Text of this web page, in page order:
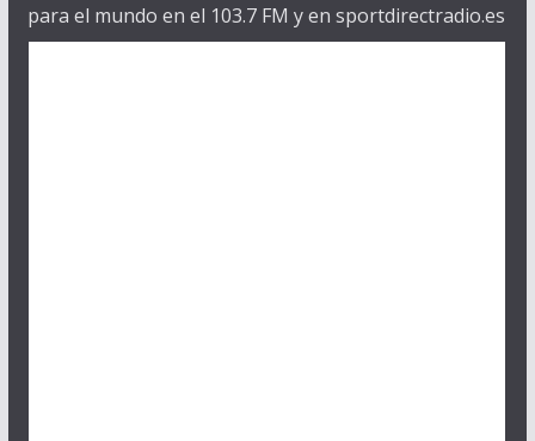
para el mundo en el 103.7 FM y en sportdirectradio.es